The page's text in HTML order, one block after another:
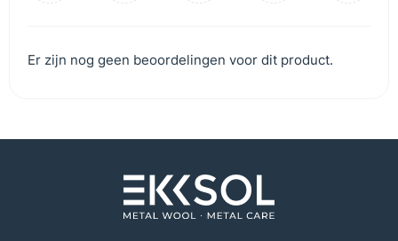
Er zijn nog geen beoordelingen voor dit product.